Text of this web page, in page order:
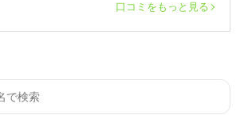
口コミをもっと見る